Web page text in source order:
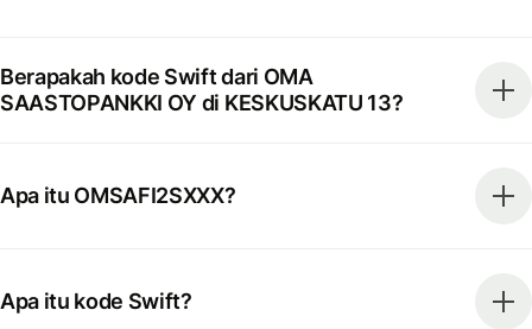
Berapakah kode Swift dari OMA
SAASTOPANKKI OY di KESKUSKATU 13?
Apa itu OMSAFI2SXXX?
Apa itu kode Swift?